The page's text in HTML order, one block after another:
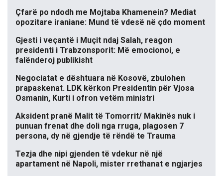
Çfarë po ndodh me Mojtaba Khamenein? Mediat
opozitare iraniane: Mund të vdesë në çdo moment
Gjesti i veçantë i Muçit ndaj Salah, reagon
presidenti i Trabzonsporit: Më emocionoi, e
falënderoj publikisht
Negociatat e dështuara në Kosovë, zbulohen
prapaskenat. LDK kërkon Presidentin për Vjosa
Osmanin, Kurti i ofron vetëm ministri
Aksident pranë Malit të Tomorrit/ Makinës nuk i
punuan frenat dhe doli nga rruga, plagosen 7
persona, dy në gjendje të rëndë te Trauma
Tezja dhe nipi gjenden të vdekur në një
apartament në Napoli, mister rrethanat e ngjarjes